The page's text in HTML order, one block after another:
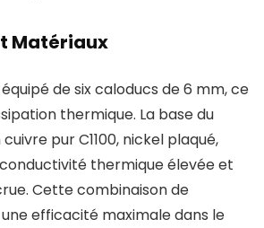
Matériaux
de six caloducs de 6 mm, ce
thermique. La base du
pur C1100, nickel plaqué,
thermique élevée et
Cette combinaison de
efficacité maximale dans le